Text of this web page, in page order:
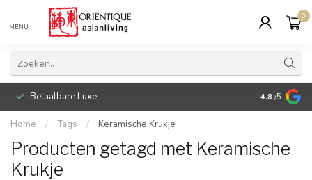
MENU
0
Betaalbare Luxe 4.8 /5
Home / Tags / Keramische Krukje
Producten getagd met Keramische
Krukje